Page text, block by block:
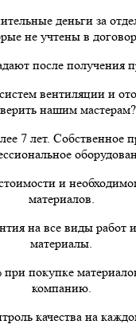
деньги за
не учтены в
после получения
вентиляции и
нашим мастерам?
7 лет. Собственное
и
материалов.
на все виды работ
материалы.
покупке
компанию.
качества на